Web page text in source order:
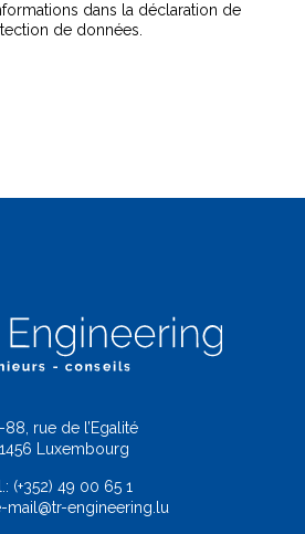
dans la déclaration de
de données.
rue de l’Egalité
1456 Luxembourg
(+352) 49 00 65 1
mail@tr-engineering.lu